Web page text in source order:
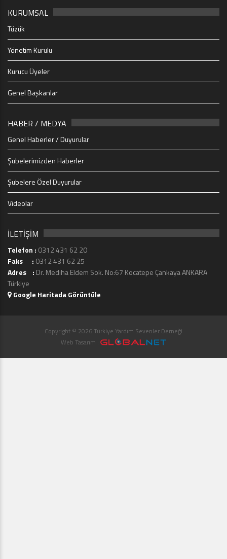
KURUMSAL
Tüzük
Yönetim Kurulu
Kurucu Üyeler
Genel Başkanlar
HABER / MEDYA
Genel Haberler / Duyurular
Şubelerimizden Haberler
Şubelere Özel Duyurular
Videolar
İLETİŞİM
Telefon : 0312 431 62 20
Faks : 0312 431 62 25
Adres : Dr. Mediha Eldem Sok. No:67 Kocatepe Çankaya ANKARA
Türkiye
Google Haritada Görüntüle
Copyright © 2026 Türkiye Yardım Sevenler Derneği
Web Tasarım :